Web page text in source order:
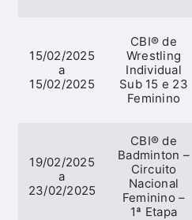
15/02/2025
a
15/02/2025
CBI® de
Wrestling
Individual
Sub 15 e 23
Feminino
19/02/2025
a
23/02/2025
CBI® de
Badminton –
Circuito
Nacional
Feminino –
1ª Etapa